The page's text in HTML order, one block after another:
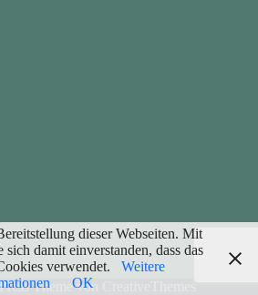
Theme von
dieser Webseiten. Mit
damit einverstanden, dass das
verwendet.
Weitere
OK